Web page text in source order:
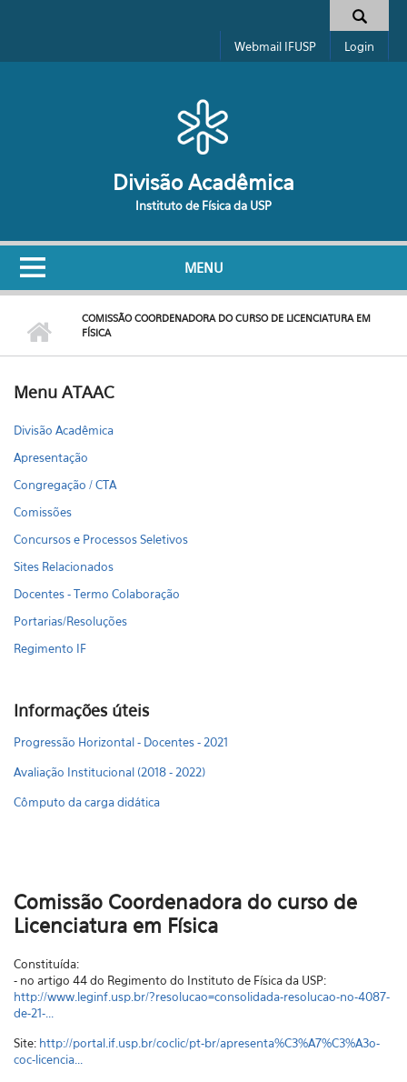
Formulário de busca
Webmail IFUSP Login
Divisão Acadêmica
Instituto de Física da USP
MENU
COMISSÃO COORDENADORA DO CURSO DE LICENCIATURA EM
FÍSICA
Menu ATAAC
Divisão Acadêmica
Apresentação
Congregação / CTA
Comissões
Concursos e Processos Seletivos
Sites Relacionados
Docentes - Termo Colaboração
Portarias/Resoluções
Regimento IF
Informações úteis
Progressão Horizontal - Docentes - 2021
Avaliação Institucional (2018 - 2022)
Cômputo da carga didática
Comissão Coordenadora do curso de
Licenciatura em Física
Constituída:
- no artigo 44 do Regimento do Instituto de Física da USP:
http://www.leginf.usp.br/?resolucao=consolidada-resolucao-no-4087-
de-21-...
Site: http://portal.if.usp.br/coclic/pt-br/apresenta%C3%A7%C3%A3o-
coc-licencia...